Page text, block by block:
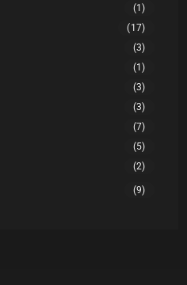
(1)
(17)
(3)
(1)
(3)
(3)
(7)
(5)
(2)
(9)